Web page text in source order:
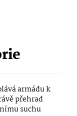
armádu k
přehrad
suchu